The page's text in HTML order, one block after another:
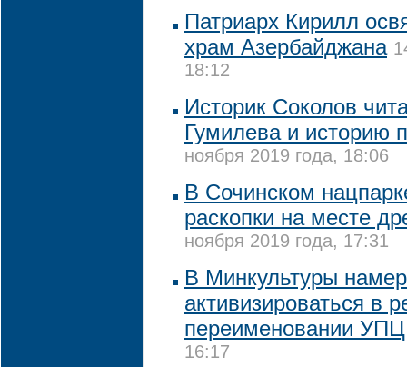
Патриарх Кирилл
храм Азербайджана
18:12
Историк Соколов
Гумилева и историю
ноября 2019 года, 18:06
В Сочинском
раскопки на месте
ноября 2019 года, 17:31
В Минкультуры
активизироваться в
переименовании УПЦ
16:17